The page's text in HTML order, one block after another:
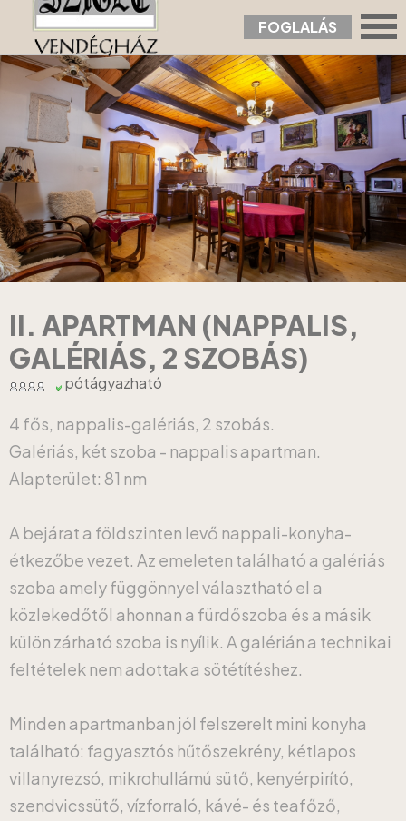
FOGLALÁS
Nyitólap › Apartmanok › II. Apartman (nappalis, galériás, 2 szobás)
II. APARTMAN (NAPPALIS,
GALÉRIÁS, 2 SZOBÁS)
pótágyazható
4 fős, nappalis-galériás, 2 szobás.
Galériás, két szoba - nappalis apartman.
Alapterület: 81 nm
A bejárat a földszinten levő nappali-konyha-
étkezőbe vezet. Az emeleten található a galériás
szoba amely függönnyel választható el a
közlekedőtől ahonnan a fürdőszoba és a másik
külön zárható szoba is nyílik. A galérián a technikai
feltételek nem adottak a sötétítéshez.
Minden apartmanban jól felszerelt mini konyha
található: fagyasztós hűtőszekrény, kétlapos
villanyrezsó, mikrohullámú sütő, kenyérpirító,
szendvicssütő, vízforraló, kávé- és teafőző,